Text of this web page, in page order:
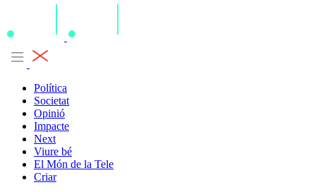
Política
Societat
Opinió
Impacte
Next
Viure bé
El Món de la Tele
Criar